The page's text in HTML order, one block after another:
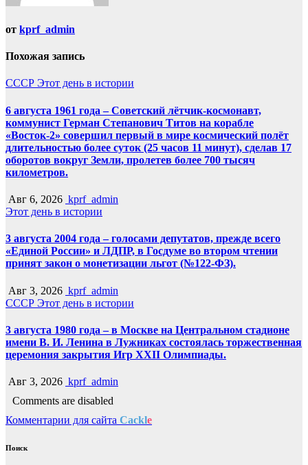
от kprf_admin
Похожая запись
СССР Этот день в истории
6 августа 1961 года – Советский лётчик-космонавт,
коммунист Герман Степанович Титов на корабле
«Восток-2» совершил первый в мире космический полёт
длительностью более суток (25 часов 11 минут), сделав 17
оборотов вокруг Земли, пролетев более 700 тысяч
километров.
Авг 6, 2026 kprf_admin
Этот день в истории
3 августа 2004 года – голосами депутатов, прежде всего
«Единой России» и ЛДПР, в Госдуме во втором чтении
принят закон о монетизации льгот (№122-ФЗ).
Авг 3, 2026 kprf_admin
СССР Этот день в истории
3 августа 1980 года – в Москве на Центральном стадионе
имени В. И. Ленина в Лужниках состоялась торжественная
церемония закрытия Игр XXII Олимпиады.
Авг 3, 2026 kprf_admin
Comments are disabled
Комментарии для сайта Cackle
Поиск